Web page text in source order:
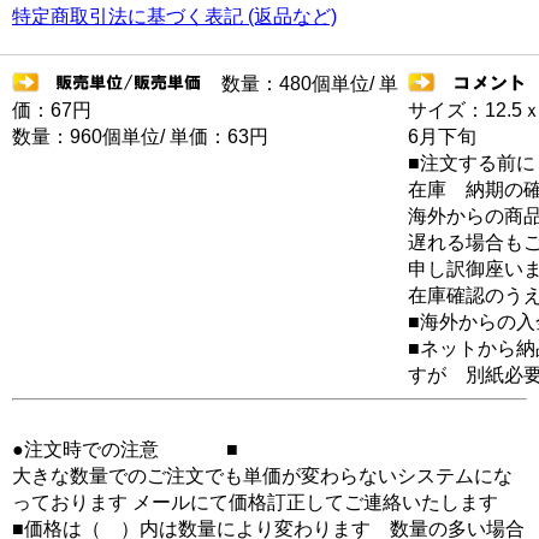
特定商取引法に基づく表記 (返品など)
数量：480個単位/ 単
価：67円
数量：960個単位/ 単価：63円
サイズ：12.5
6月下旬
■注文する前に
在庫 納期の
海外からの商
遅れる場合も
申し訳御座い
在庫確認のう
■海外からの
■ネットから
すが 別紙必
●注文時での注意 ■
大きな数量でのご注文でも単価が変わらないシステムにな
っております メールにて価格訂正してご連絡いたします
■価格は（ ）内は数量により変わります 数量の多い場合